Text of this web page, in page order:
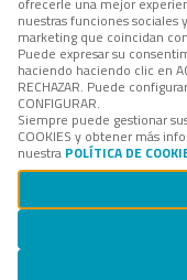
nuestras funciones
marketing que coincidan
Puede expresar su
haciendo haciendo clic en
RECHAZAR. Puede
CONFIGURAR.
Siempre puede gestionar
COOKIES y obtener más
nuestra POLÍTICA DE